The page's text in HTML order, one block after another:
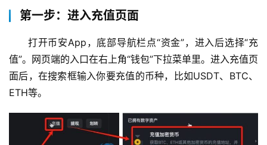
第一步：进入充值页面
打开币安App，底部导航栏点“资金”，进入后选择“充
值”。网页端的入口在右上角“钱包”下拉菜单里。进入充值页
面后，在搜索框输入你要充值的币种，比如USDT、BTC、
ETH等。